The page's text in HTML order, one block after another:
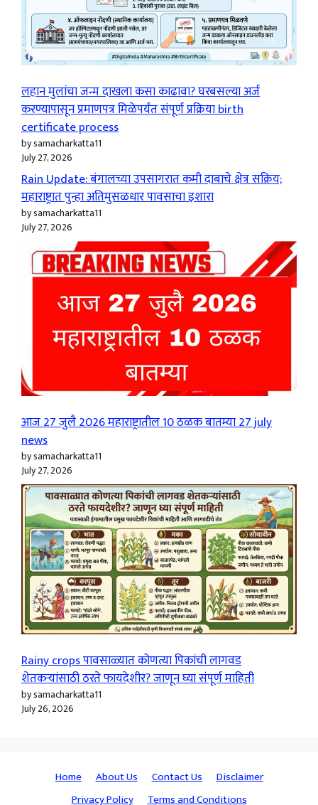
लहान मुलांचा जन्म दाखला कसा काढावा? घरबसल्या अर्ज
करण्यापासून प्रमाणपत्र मिळेपर्यंत संपूर्ण प्रक्रिया birth
certificate process
by samacharkatta11
July 27, 2026
Rain Update: बंगालच्या उपसागरात कमी दाबाचे क्षेत्र सक्रिय;
महाराष्ट्रात पुन्हा अतिमुसळधार पावसाचा इशारा
by samacharkatta11
July 27, 2026
आज 27 जुलै 2026 महाराष्ट्रातील 10 ठळक बातम्या 27 july
news
by samacharkatta11
July 27, 2026
Rainy crops पावसाळ्यात कोणत्या पिकांची लागवड
शेतकऱ्यांसाठी ठरते फायदेशीर? जाणून घ्या संपूर्ण माहिती
by samacharkatta11
July 26, 2026
Home About Us Contact Us
Disclaimer
Privacy Policy
Terms and Conditions